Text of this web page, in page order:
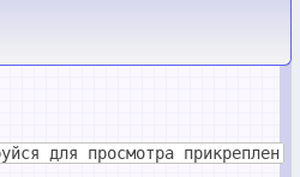
для просмотра прикреплен